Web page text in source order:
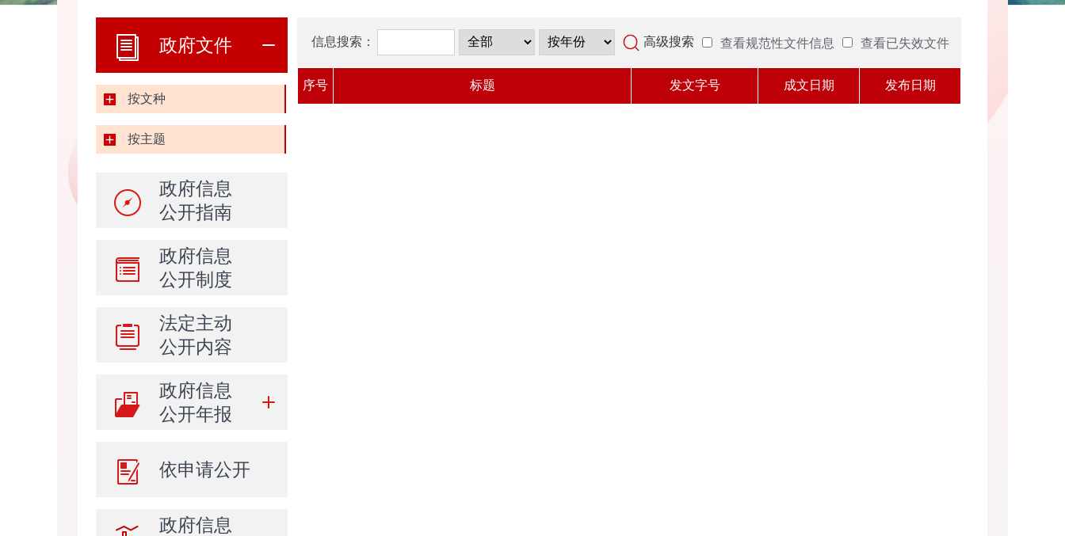
信息搜索： 高级搜索 查看规范性文件信息 查看已失效文件
序号 标题 发文字号 成文日期 发布日期
政府文件
按文种
按主题
政府信息
公开指南
政府信息
公开制度
法定主动
公开内容
政府信息
公开年报
依申请公开
政府信息